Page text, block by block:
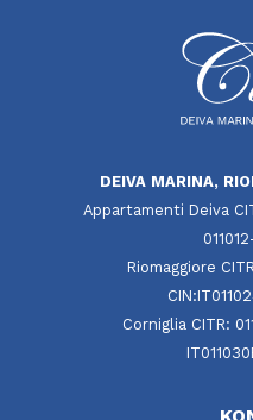
DEIVA MARINA,
Appartamenti Deiva
Riomaggiore
Corniglia CITR: